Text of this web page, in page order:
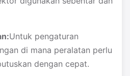
Untuk pengaturan
di mana peralatan perlu
dengan cepat.